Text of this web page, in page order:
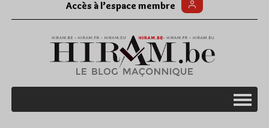
Accès à l’espace membre